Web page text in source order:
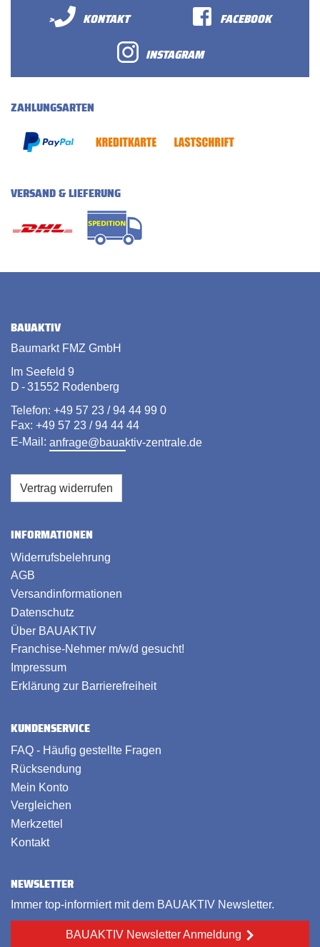
>
KONTAKT
FACEBOOK
INSTAGRAM
ZAHLUNGSARTEN
VERSAND & LIEFERUNG
BAUAKTIV
Baumarkt FMZ GmbH
Im Seefeld 9
D - 31552 Rodenberg
Telefon: +49 57 23 / 94 44 99 0
Fax: +49 57 23 / 94 44 44
E-Mail: anfrage@bauaktiv-zentrale.de
Vertrag widerrufen
INFORMATIONEN
Widerrufsbelehrung
AGB
Versandinformationen
Datenschutz
Über BAUAKTIV
Franchise-Nehmer m/w/d gesucht!
Impressum
Erklärung zur Barrierefreiheit
KUNDENSERVICE
FAQ - Häufig gestellte Fragen
Rücksendung
Mein Konto
Vergleichen
Merkzettel
Kontakt
NEWSLETTER
Immer top-informiert mit dem BAUAKTIV Newsletter.
BAUAKTIV Newsletter Anmeldung